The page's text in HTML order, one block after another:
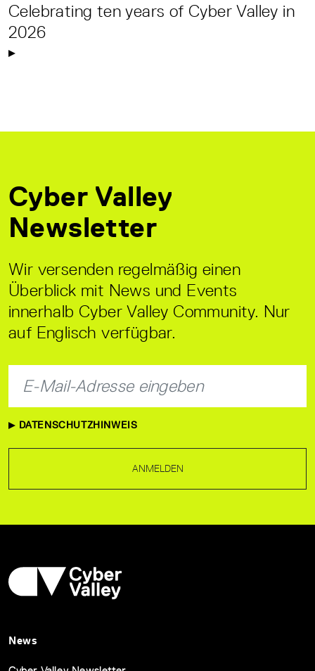
Celebrating ten years of Cyber Valley in
2026
Cyber Valley
Newsletter
Wir versenden regelmäßig einen
Überblick mit News und Events
innerhalb Cyber Valley Community. Nur
auf Englisch verfügbar.
DATENSCHUTZHINWEIS
ANMELDEN
News